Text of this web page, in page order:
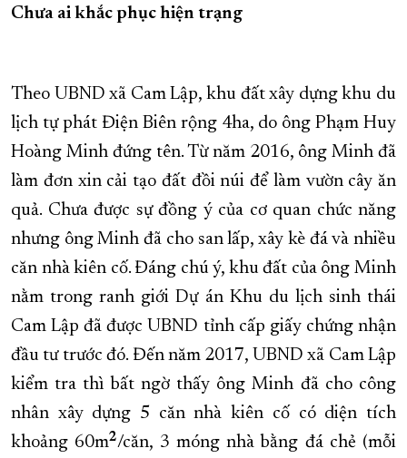
Chưa ai khắc phục hiện trạng
Theo UBND xã Cam Lập, khu đất xây dựng khu du
lịch tự phát Điện Biên rộng 4ha, do ông Phạm Huy
Hoàng Minh đứng tên. Từ năm 2016, ông Minh đã
làm đơn xin cải tạo đất đồi núi để làm vườn cây ăn
quả. Chưa được sự đồng ý của cơ quan chức năng
nhưng ông Minh đã cho san lấp, xây kè đá và nhiều
căn nhà kiên cố. Đáng chú ý, khu đất của ông Minh
nằm trong ranh giới Dự án Khu du lịch sinh thái
Cam Lập đã được UBND tỉnh cấp giấy chứng nhận
đầu tư trước đó. Đến năm 2017, UBND xã Cam Lập
kiểm tra thì bất ngờ thấy ông Minh đã cho công
nhân xây dựng 5 căn nhà kiên cố có diện tích
khoảng 60m2/căn, 3 móng nhà bằng đá chẻ (mỗi